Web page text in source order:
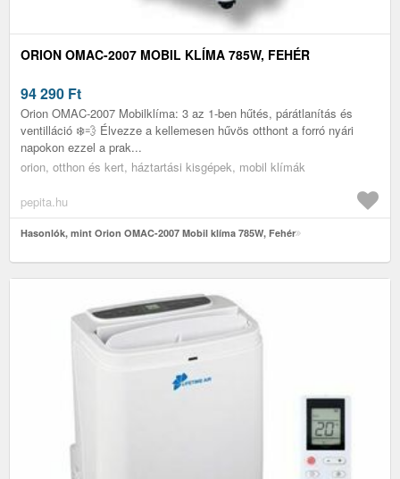
ORION OMAC-2007 MOBIL KLÍMA 785W, FEHÉR
94 290 Ft
Orion OMAC-2007 Mobilklíma: 3 az 1-ben hűtés, párátlanítás és
ventilláció ❄️💨 Élvezze a kellemesen hűvös otthont a forró nyári
napokon ezzel a prak...
orion, otthon és kert, háztartási kisgépek, mobil klímák
pepita.hu
Hasonlók, mint Orion OMAC-2007 Mobil klíma 785W, Fehér